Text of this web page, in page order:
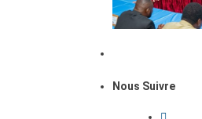
Nous Suivre